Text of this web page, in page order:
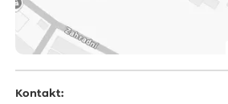
Doporučuji :). Spokojenost, stromky v
my chybělo, bylo komunikování
Kontakt: